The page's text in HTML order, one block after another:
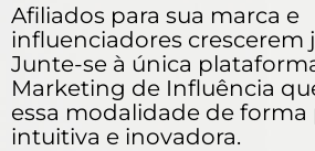
Afiliados para sua marca e
influenciadores crescerem
Junte-se à única
Marketing de Influência
essa modalidade de forma
intuitiva e inovadora.